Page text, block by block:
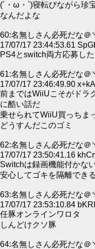
(´・ω・`)寝転びながら珍
なんだよな
60:名無しさん必死だな＠
17/07/17 23:44:53.61
PS4とswitch両方応募し
61:名無しさん必死だな＠
17/07/17 23:46:49.90
前まではWiiUこそがドラ
に酷い話だ
乗せられてWiiU買っちま
どうすんだこのゴミ
62:名無しさん必死だな＠
17/07/17 23:50:41.16
Switchは録画機能付かな
安心してゴキを隔離でき
63:名無しさん必死だな＠
17/07/17 23:53:10.84
任豚オンラインワロタ
しんどけクソ豚
64:名無しさん必死だな＠